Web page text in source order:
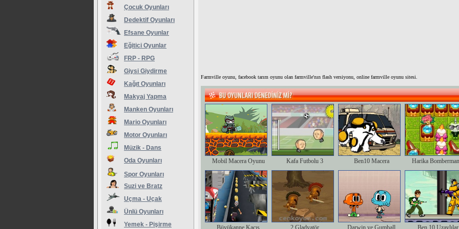
Çocuk Oyunları
Dedektif Oyunları
Efsane Oyunlar
Eğitici Oyunlar
FRP - RPG
Giysi Giydirme
Kağıt Oyunları
Makyaj Yapma
Manken Oyunları
Mario Oyunları
Motor Oyunları
Müzik - Dans
Oda Oyunları
Spor Oyunları
Suzi ve Bratz
Uçma - Uçak
Ünlü Oyunları
Yemek - Pişirme
Farmville oyunu, facebook tarım oyunu olan farmville'nın flash versiyonu, online farmville oyunu sitesi.
Mobil Macera Oyunu Kafa Futbolu 3 Ben10 Macera Harika
Büyükanne Kaçış 2 Gladyatör Darwin ve Gumball Ben 10 Uzaylılar